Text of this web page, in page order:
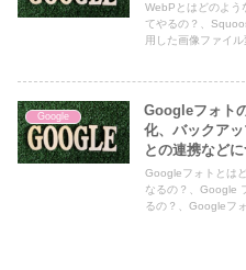
WebPとはどのよう
てやるの？、
用した画像ファイ
Google
Googleフォト
化、バックア
との連携など
Googleフォトとは
なるの？、Google
るの？、Googleフ